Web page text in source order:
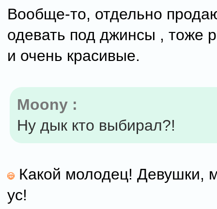
Вообще-то, отдельно
одевать под джинсы , тоже
и очень красивые.
Moony :
Ну дык кто выбирал?!
Какой молодец! Девушки,
ус!